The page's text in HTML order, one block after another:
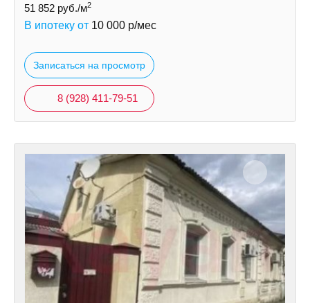
51 852 руб./м2
В ипотеку от 10 000 р/мес
Записаться на просмотр
8 (928) 411-79-51